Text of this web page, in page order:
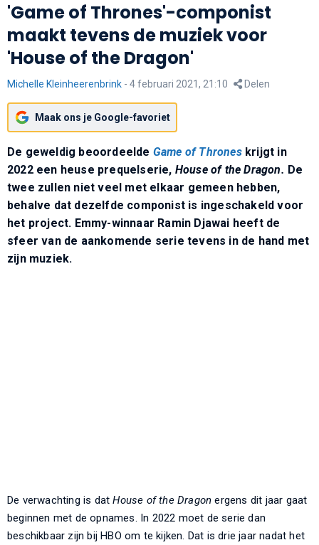
'Game of Thrones'-componist
maakt tevens de muziek voor
'House of the Dragon'
Michelle Kleinheerenbrink - 4 februari 2021, 21:10 Delen
Maak ons je Google-favoriet
De geweldig beoordeelde Game of Throneskrijgt in
2022 een heuse prequelserie, House of the Dragon. De
twee zullen niet veel met elkaar gemeen hebben,
behalve dat dezelfde componist is ingeschakeld voor
het project. Emmy-winnaar Ramin Djawai heeft de
sfeer van de aankomende serie tevens in de hand met
zijn muziek.
De verwachting is datHouse of the Dragon ergens dit jaar gaat
beginnen met de opnames. In 2022 moet de serie dan
beschikbaar zijn bij HBO om te kijken. Dat is drie jaar nadat het